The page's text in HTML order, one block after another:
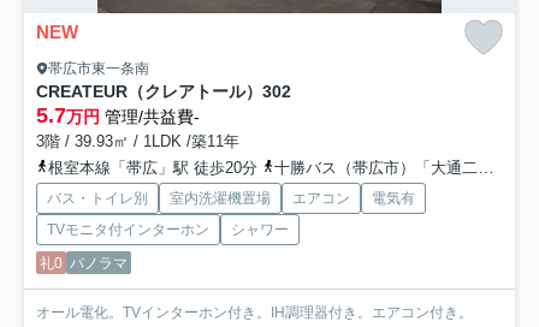
NEW
帯広市東一条南
CREATEUR（クレアトール） 302
5.7万円 管理/共益費-
3階 / 39.93㎡ / 1LDK /築11年
根室本線「帯広」駅 徒歩20分
十勝バス（帯広市）「大通二十四丁目」バス停下車 徒歩4分
バス・トイレ別 室内洗濯機置場 エアコン
電気有
TVモニタ付インターホン
シャワー
礼0 パノラマ
オール電化。TVインターホン付き。IH調理器付き。エアコン付き。